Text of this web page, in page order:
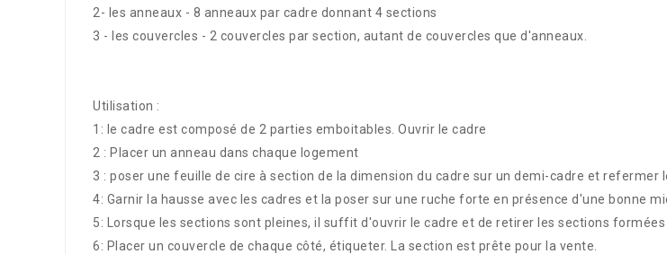
2- les anneaux - 8 anneaux par cadre donnant 4 sections
3 - les couvercles - 2 couvercles par section, autant de couvercles que d'anneaux.
Utilisation :
1: le cadre est composé de 2 parties emboitables. Ouvrir le cadre
2 : Placer un anneau dans chaque logement
3 : poser une feuille de cire à section de la dimension du cadre sur un demi-cadre et refermer
4: Garnir la hausse avec les cadres et la poser sur une ruche forte en présence d'une bonne
5: Lorsque les sections sont pleines, il suffit d'ouvrir le cadre et de retirer les sections formées
6: Placer un couvercle de chaque côté, étiqueter. La section est prête pour la vente.